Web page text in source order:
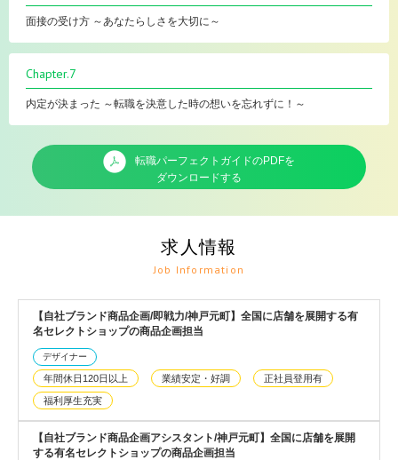
面接の受け方 ～あなたらしさを大切に～
Chapter.7
内定が決まった ～転職を決意した時の想いを忘れずに！～
転職パーフェクトガイドのPDFを
ダウンロードする
求人情報
Job Information
【自社ブランド商品企画/即戦力/神戸元町】全国に店舗を展開する有
名セレクトショップの商品企画担当
デザイナー
年間休日120日以上 業績安定・好調 正社員登用有
福利厚生充実
【自社ブランド商品企画アシスタント/神戸元町】全国に店舗を展開
する有名セレクトショップの商品企画担当